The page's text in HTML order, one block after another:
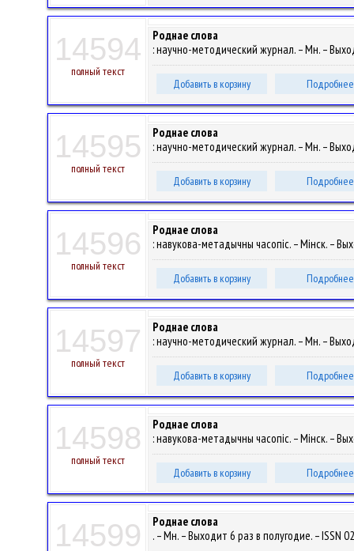
14594
полный текст
Роднае слова
: научно-методический журнал. – Мн. –
Добавить в корзину Подробнее
14595
полный текст
Роднае слова
: научно-методический журнал. – Мн. –
Добавить в корзину Подробнее
14596
полный текст
Роднае слова
: навукова-метадычны часопіс. – Мінск. –
Добавить в корзину Подробнее
14597
полный текст
Роднае слова
: научно-методический журнал. – Мн. –
Добавить в корзину Подробнее
14598
полный текст
Роднае слова
: навукова-метадычны часопіс. – Мінск. –
Добавить в корзину Подробнее
14599
Роднае слова
. – Мн. – Выходит 6 раз в полугодие. – ISSN